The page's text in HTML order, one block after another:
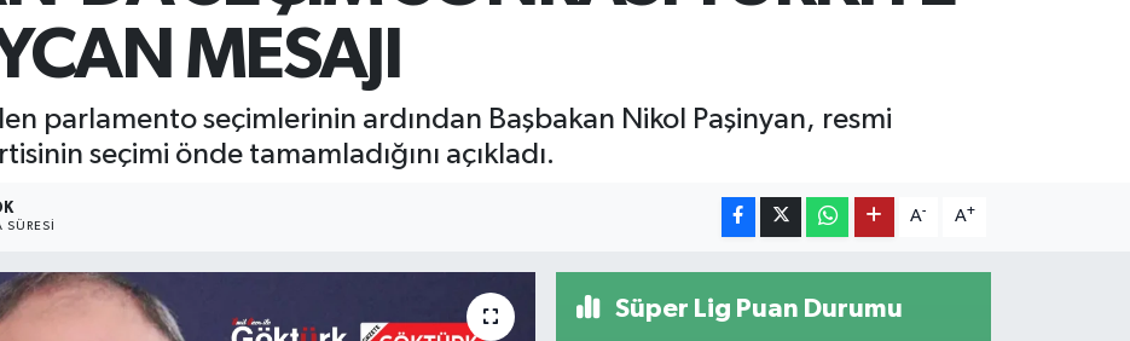
MESAJI
parlamento seçimlerinin ardından Başbakan Nikol Paşinyan, resmi
seçimi önde tamamladığını açıkladı.
A- A+
Süper Lig Puan Durumu